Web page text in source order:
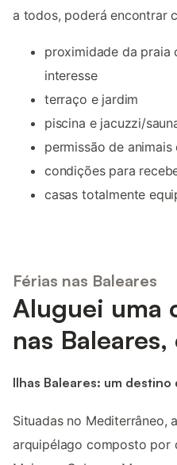
a todos, poderá encontrar
proximidade da praia
interesse
terraço e jardim
piscina e jacuzzi/
permissão de animais
condições para
casas totalmente
Férias nas Baleares
Aluguei uma
nas
Ilhas Baleares: um destino
Situadas no Mediterrâneo,
arquipélago composto por